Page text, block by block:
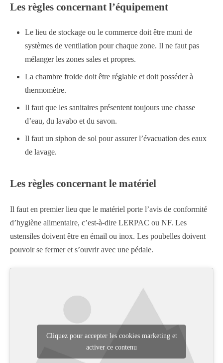
Les règles concernant l’équipement
Le lieu de stockage ou le commerce doit être muni de
systèmes de ventilation pour chaque zone. Il ne faut pas
mélanger les zones sales et propres.
La chambre froide doit être réglable et doit posséder à
thermomètre.
Il faut que les sanitaires présentent toujours une chasse
d’eau, du lavabo et du savon.
Il faut un siphon de sol pour assurer l’évacuation des eaux
de lavage.
Les règles concernant le matériel
Il faut en premier lieu que le matériel porte l’avis de conformité
d’hygiène alimentaire, c’est-à-dire LERPAC ou NF. Les
ustensiles doivent être en émail ou inox. Les poubelles doivent
pouvoir se fermer et s’ouvrir avec une pédale.
Cliquez pour accepter les cookies marketing et
activer ce contenu